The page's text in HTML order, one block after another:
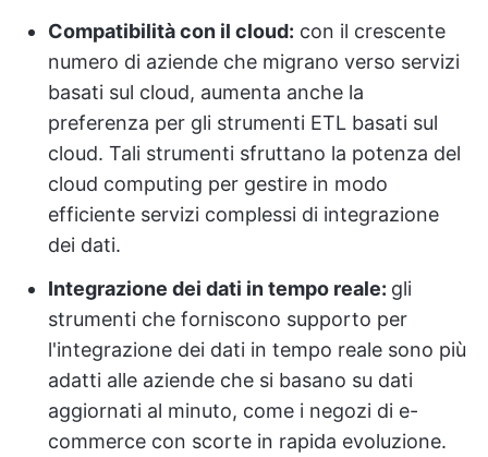
Compatibilità con il cloud: con il crescente
numero di aziende che migrano verso servizi
basati sul cloud, aumenta anche la
preferenza per gli strumenti ETL basati sul
cloud. Tali strumenti sfruttano la potenza del
cloud computing per gestire in modo
efficiente servizi complessi di integrazione
dei dati.
Integrazione dei dati in tempo reale: gli
strumenti che forniscono supporto per
l'integrazione dei dati in tempo reale sono più
adatti alle aziende che si basano su dati
aggiornati al minuto, come i negozi di e-
commerce con scorte in rapida evoluzione.